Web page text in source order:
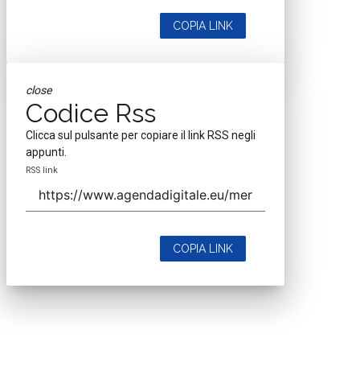
COPIA LINK
close
Codice Rss
Clicca sul pulsante per copiare il link RSS negli
appunti.
RSS link
COPIA LINK